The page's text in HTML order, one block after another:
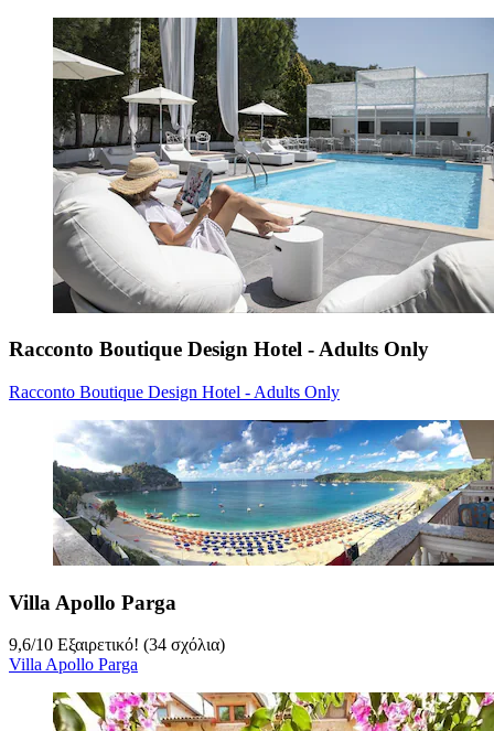
Racconto Boutique Design Hotel - Adults Only
Racconto Boutique Design Hotel - Adults Only
Villa Apollo Parga
9,6/10 Εξαιρετικό! (34 σχόλια)
Villa Apollo Parga